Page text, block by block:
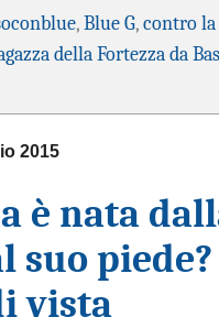
, Blue G, contro
della Fortezza da
2015
è nata
suo
vista